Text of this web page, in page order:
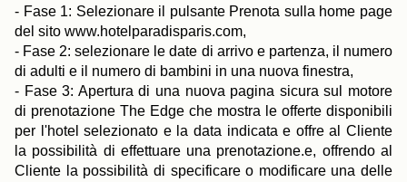
- Fase 1: Selezionare il pulsante Prenota sulla home page
del sito www.hotelparadisparis.com,
- Fase 2: selezionare le date di arrivo e partenza, il numero
di adulti e il numero di bambini in una nuova finestra,
- Fase 3: Apertura di una nuova pagina sicura sul motore
di prenotazione The Edge che mostra le offerte disponibili
per l'hotel selezionato e la data indicata e offre al Cliente
la possibilità di effettuare una prenotazione.e, offrendo al
Cliente la possibilità di specificare o modificare una delle